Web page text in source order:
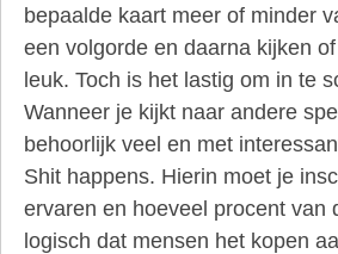
bepaalde kaart meer of minder
een volgorde en daarna kijken
leuk. Toch is het lastig om in te
Wanneer je kijkt naar andere
behoorlijk veel en met
Shit happens. Hierin moet je
ervaren en hoeveel procent
logisch dat mensen het kopen